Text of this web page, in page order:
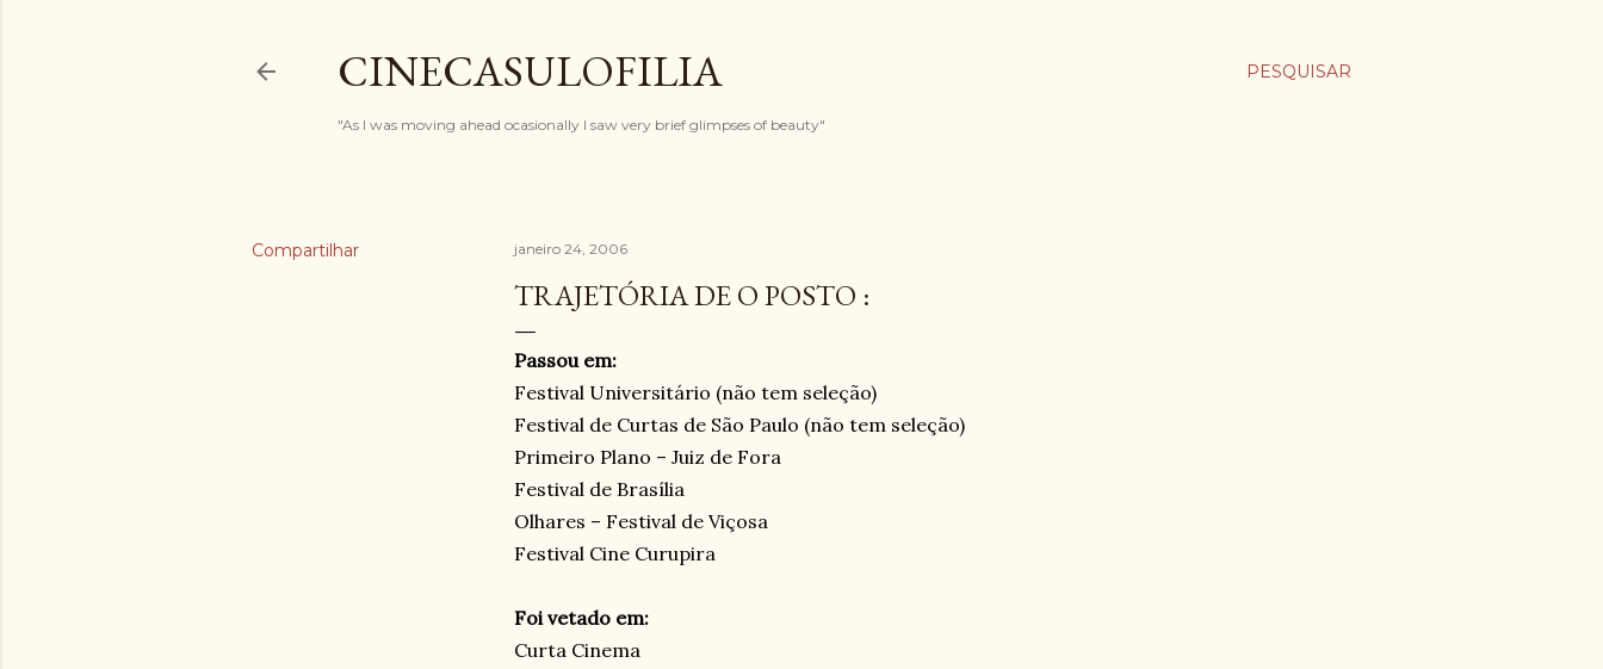
PESQUISAR
CINECASULOFILIA
"As I was moving ahead ocasionally I saw very brief glimpses of beauty"
Compartilhar janeiro 24, 2006
TRAJETÓRIA DE O POSTO :
Passou em:
Festival Universitário (não tem seleção)
Festival de Curtas de São Paulo (não tem seleção)
Primeiro Plano – Juiz de Fora
Festival de Brasília
Olhares – Festival de Viçosa
Festival Cine Curupira
Foi vetado em:
Curta Cinema